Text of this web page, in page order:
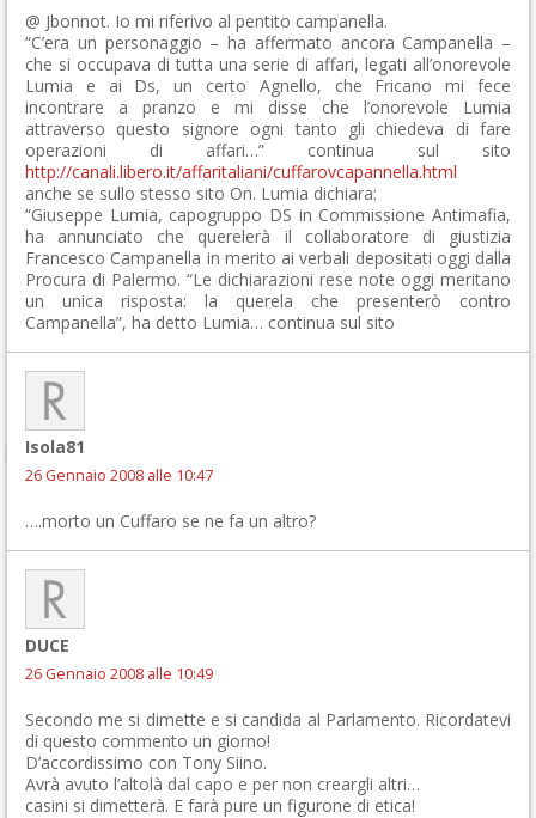
@ Jbonnot. Io mi riferivo al pentito campanella.
“C’era un personaggio – ha affermato ancora Campanella –
che si occupava di tutta una serie di affari, legati all’onorevole
Lumia e ai Ds, un certo Agnello, che Fricano mi fece
incontrare a pranzo e mi disse che l’onorevole Lumia
attraverso questo signore ogni tanto gli chiedeva di fare
operazioni di affari…” continua sul sito
http://canali.libero.it/affaritaliani/cuffarovcapannella.html
anche se sullo stesso sito On. Lumia dichiara:
“Giuseppe Lumia, capogruppo DS in Commissione Antimafia,
ha annunciato che querelerà il collaboratore di giustizia
Francesco Campanella in merito ai verbali depositati oggi dalla
Procura di Palermo. “Le dichiarazioni rese note oggi meritano
un unica risposta: la querela che presenterò contro
Campanella”, ha detto Lumia… continua sul sito
Isola81
26 Gennaio 2008 alle 10:47
….morto un Cuffaro se ne fa un altro?
DUCE
26 Gennaio 2008 alle 10:49
Secondo me si dimette e si candida al Parlamento. Ricordatevi
di questo commento un giorno!
D’accordissimo con Tony Siino.
Avrà avuto l’altolà dal capo e per non creargli altri…
casini si dimetterà. E farà pure un figurone di etica!